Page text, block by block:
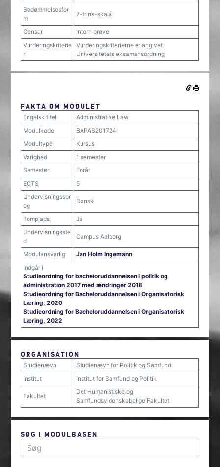
Bedømmelsesfor
m
7-trins-skala
Censur
Intern prøve
Vurderingskriterie
r
Vurderingskriterierne er angivet i
Universitetets eksamensordning
FAKTA OM MODULET
Engelsk titel
Administrative Law
Modulkode
BAPAS201724
Modultype
Kursus
Varighed
1 semester
Semester
Forår
ECTS
5
Undervisningsspr
og
Dansk
Tomplads
Ja
Undervisningsste
d
Campus Aalborg
Modulansvarlig
Jan Holm Ingemann
Indgår i
Studieordning for bacheloruddannelsen i politik og
administration 2017 med ændringer 2018
Studieordning for Bacheloruddannelsen i Organisatorisk
Læring, 2020
Studieordning for Bacheloruddannelsen i Organisatorisk
Læring, 2022
ORGANISATION
Studienævn
Studienævn for Politik og Samfund
Institut
Institut for Samfund og Politik
Fakultet
Det Humanistiske og
Samfundsvidenskabelige Fakultet
SØG I MODULBASEN